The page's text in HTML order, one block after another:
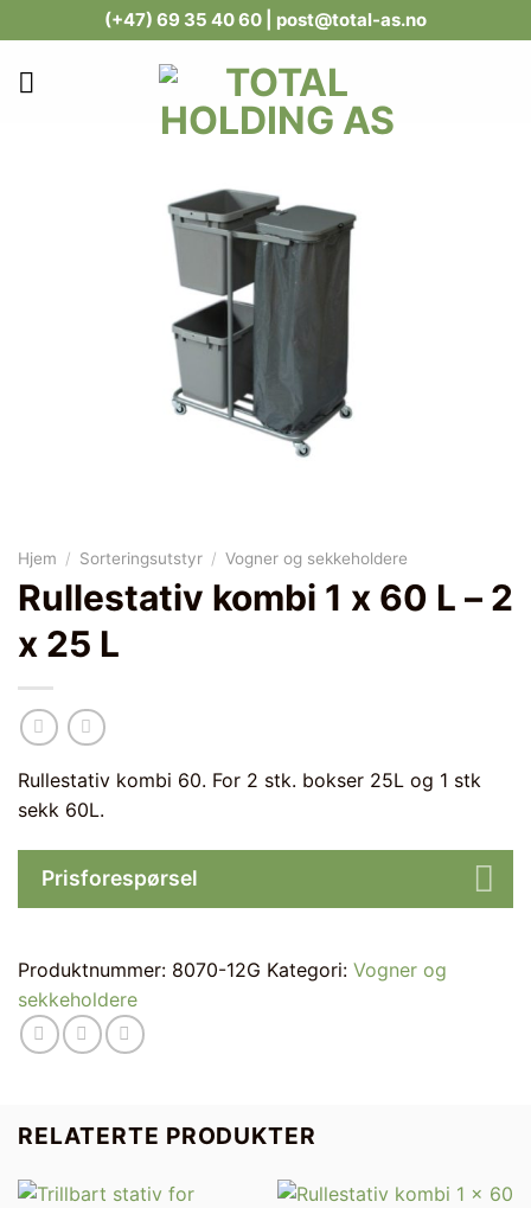
to
content
(+47) 69 35 40 60 | post@total-as.no
Hjem / Sorteringsutstyr / Vogner og sekkeholdere
Rullestativ kombi 1 x 60 L – 2
x 25 L
Rullestativ kombi 60. For 2 stk. bokser 25L og 1 stk
sekk 60L.
Prisforespørsel
Produktnummer: 8070-12G Kategori: Vogner og
sekkeholdere
RELATERTE PRODUKTER